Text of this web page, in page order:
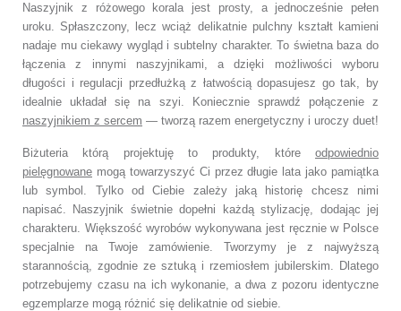
Naszyjnik z różowego korala jest prosty, a jednocześnie pełen
uroku. Spłaszczony, lecz wciąż delikatnie pulchny kształt kamieni
nadaje mu ciekawy wygląd i subtelny charakter. To świetna baza do
łączenia z innymi naszyjnikami, a dzięki możliwości wyboru
długości i regulacji przedłużką z łatwością dopasujesz go tak, by
idealnie układał się na szyi. Koniecznie sprawdź połączenie z
naszyjnikiem z sercem — tworzą razem energetyczny i uroczy duet!
Biżuteria którą projektuję to produkty, które odpowiednio
pielęgnowane mogą towarzyszyć Ci przez długie lata jako pamiątka
lub symbol. Tylko od Ciebie zależy jaką historię chcesz nimi
napisać. Naszyjnik świetnie dopełni każdą stylizację, dodając jej
charakteru. Większość wyrobów wykonywana jest ręcznie w Polsce
specjalnie na Twoje zamówienie. Tworzymy je z najwyższą
starannością, zgodnie ze sztuką i rzemiosłem jubilerskim. Dlatego
potrzebujemy czasu na ich wykonanie, a dwa z pozoru identyczne
egzemplarze mogą różnić się delikatnie od siebie.